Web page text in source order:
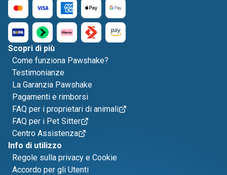
Scopri di più
Come funziona Pawshake?
Testimonianze
La Garanzia Pawshake
Pagamenti e rimborsi
FAQ per i proprietari di animali
FAQ per i Pet Sitter
Centro Assistenza
Info di utilizzo
Regole sulla privacy e Cookie
Accordo per gli Utenti